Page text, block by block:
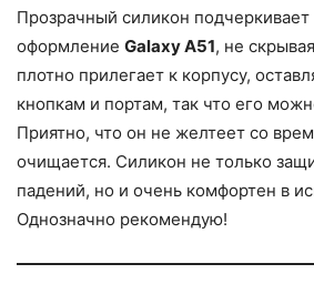
Прозрачный силикон подчеркивает
оформление Galaxy A51, не
плотно прилегает к корпусу,
кнопкам и портам, так что его
Приятно, что он не желтеет со
очищается. Силикон не только
падений, но и очень комфортен в
Однозначно рекомендую!